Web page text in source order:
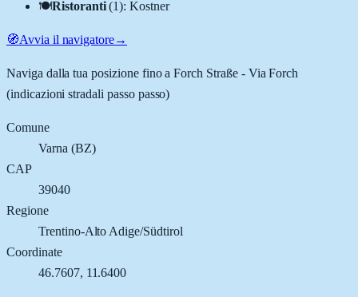
🍽️Ristoranti (1):Kostner
🧭Avvia il navigatore→
Naviga dalla tua posizione fino aForch Straße - Via Forch
(indicazioni stradali passo passo)
Comune
Varna (BZ)
CAP
39040
Regione
Trentino-Alto Adige/Südtirol
Coordinate
46.7607, 11.6400